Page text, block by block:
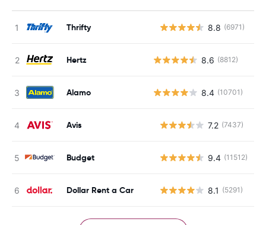
Thrifty 8.8 (6971)
Hertz 8.6 (8812)
Alamo 8.4 (10701)
Avis 7.2 (7437)
Budget 9.4 (11512)
Dollar Rent a Car 8.1 (5291)